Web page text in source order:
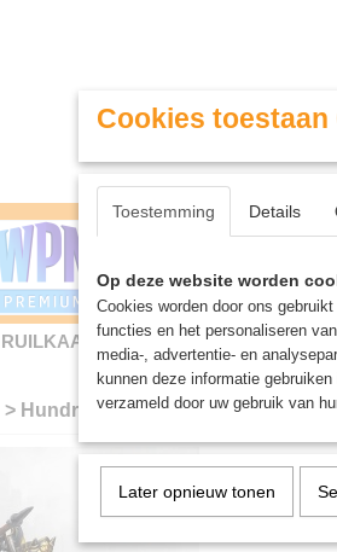
Contact &
RUILKAARTEN MINIATURE
> Hundred Kingdoms: Mounted
Cookies toestaan
Toestemming Details
Op deze website worden
Cookies worden door ons
functies en het personaliseren
media-, advertentie- en
kunnen deze informatie
verzameld door uw gebruik van
Later opnieuw tonen